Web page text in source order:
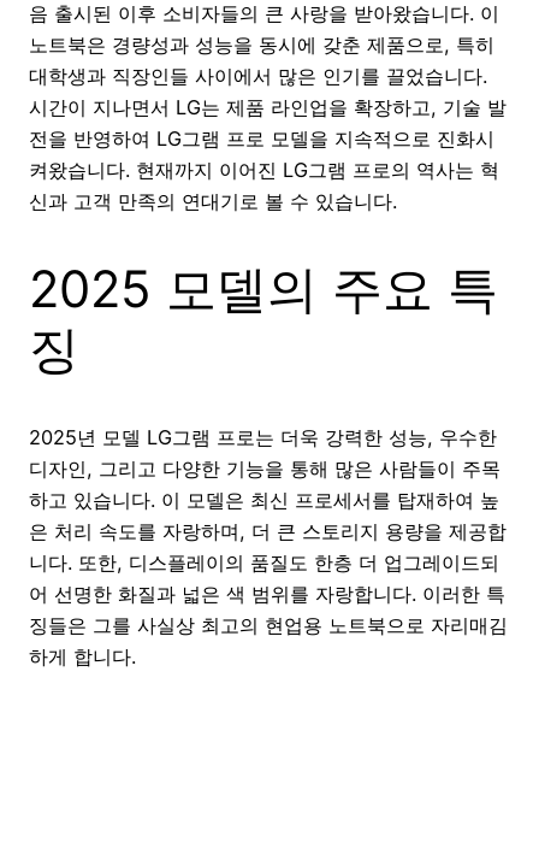
음 출시된 이후 소비자들의 큰 사랑을 받아왔습니다. 이
노트북은 경량성과 성능을 동시에 갖춘 제품으로, 특히
대학생과 직장인들 사이에서 많은 인기를 끌었습니다.
시간이 지나면서 LG는 제품 라인업을 확장하고, 기술 발
전을 반영하여 LG그램 프로 모델을 지속적으로 진화시
켜왔습니다. 현재까지 이어진 LG그램 프로의 역사는 혁
신과 고객 만족의 연대기로 볼 수 있습니다.
2025 모델의 주요 특
징
2025년 모델 LG그램 프로는 더욱 강력한 성능, 우수한
디자인, 그리고 다양한 기능을 통해 많은 사람들이 주목
하고 있습니다. 이 모델은 최신 프로세서를 탑재하여 높
은 처리 속도를 자랑하며, 더 큰 스토리지 용량을 제공합
니다. 또한, 디스플레이의 품질도 한층 더 업그레이드되
어 선명한 화질과 넓은 색 범위를 자랑합니다. 이러한 특
징들은 그를 사실상 최고의 현업용 노트북으로 자리매김
하게 합니다.